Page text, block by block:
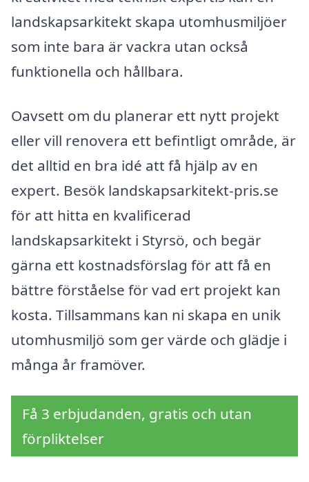
landskapsarkitekt skapa utomhusmiljöer
som inte bara är vackra utan också
funktionella och hållbara.
Oavsett om du planerar ett nytt projekt
eller vill renovera ett befintligt område, är
det alltid en bra idé att få hjälp av en
expert. Besök landskapsarkitekt-pris.se
för att hitta en kvalificerad
landskapsarkitekt i Styrsö, och begär
gärna ett kostnadsförslag för att få en
bättre förståelse för vad ert projekt kan
kosta. Tillsammans kan ni skapa en unik
utomhusmiljö som ger värde och glädje i
många år framöver.
Få 3 erbjudanden, gratis och utan
förpliktelser